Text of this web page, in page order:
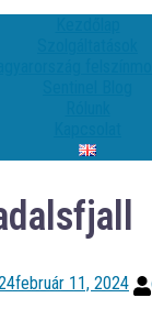
február 11, 2024